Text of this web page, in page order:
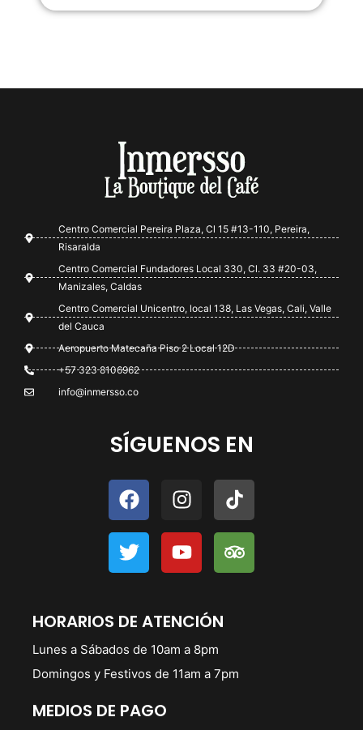
Centro Comercial Pereira Plaza, Cl 15 #13-110, Pereira,
Risaralda
Centro Comercial Fundadores Local 330, Cl. 33 #20-03,
Manizales, Caldas
Centro Comercial Unicentro, local 138, Las Vegas, Cali, Valle
del Cauca
Aeropuerto Matecaña Piso 2 Local 12D
+57 323 8106962
info@inmersso.co
SÍGUENOS EN
HORARIOS DE ATENCIÓN
Lunes a Sábados de 10am a 8pm
Domingos y Festivos de 11am a 7pm
MEDIOS DE PAGO